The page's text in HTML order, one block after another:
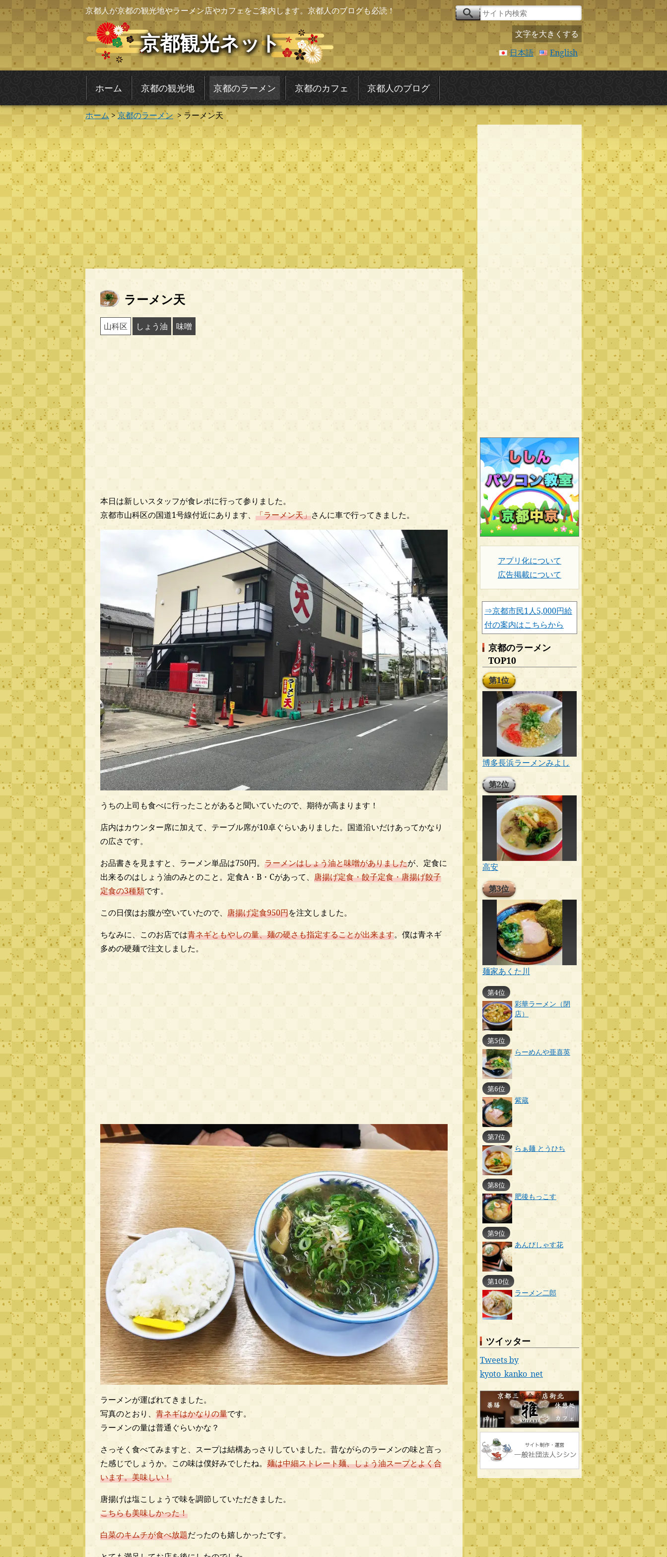
京都人が京都の観光地やラーメン店やカフェをご案内します。京都人のブログも必読！
京都観光ネット
文字を大きくする
日本語
English
ホーム 京都の観光地 京都のラーメン 京都のカフェ 京都人のブログ
ホーム >京都のラーメン > ラーメン天
ラーメン天
山科区 しょう油 味噌
本日は新しいスタッフが食レポに行って参りました。
京都市山科区の国道1号線付近にあります、 「ラーメン天」さんに車で行ってきました。
うちの上司も食べに行ったことがあると聞いていたので、期待が高まります！
店内はカウンター席に加えて、テーブル席が10卓ぐらいありました。国道沿いだけあってかなり
の広さです。
お品書きを見ますと、ラーメン単品は750円。 ラーメンはしょう油と味噌がありましたが、定食に
出来るのはしょう油のみとのこと。定食A・B・Cがあって、 唐揚げ定食・餃子定食・唐揚げ餃子
定食の3種類です。
この日僕はお腹が空いていたので、 唐揚げ定食950円を注文しました。
ちなみに、このお店では青ネギともやしの量、麺の硬さも指定することが出来ます。僕は青ネギ
多めの硬麺で注文しました。
ラーメンが運ばれてきました。
写真のとおり、 青ネギはかなりの量です。
ラーメンの量は普通ぐらいかな？
さっそく食べてみますと、スープは結構あっさりしていました。昔ながらのラーメンの味と言っ
た感じでしょうか。この味は僕好みでしたね。 麺は中細ストレート麺、しょう油スープとよく合
います。美味しい！
唐揚げは塩こしょうで味を調節していただきました。
こちらも美味しかった！
白菜のキムチが食べ放題だったのも嬉しかったです。
アプリ化について
広告掲載について
⇒京都市民1人5,000円給
付の案内はこちらから
京都のラーメン
TOP10
第1位
博多長浜ラーメンみよし
第2位
高安
第3位
麺家あくた川
第4位
彩華ラーメン（閉
店）
第5位
らーめんや亜喜英
第6位
紫蔵
第7位
らぁ麺 とうひち
第8位
肥後もっこす
第9位
あんびしゃす花
第10位
ラーメン二郎
ツイッター
Tweets by
kyoto_kanko_net